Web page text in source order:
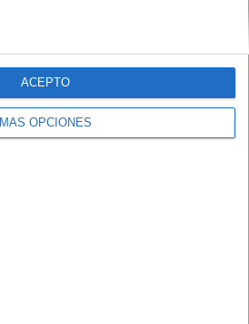
MÁS OPCIONES
ACEPTO